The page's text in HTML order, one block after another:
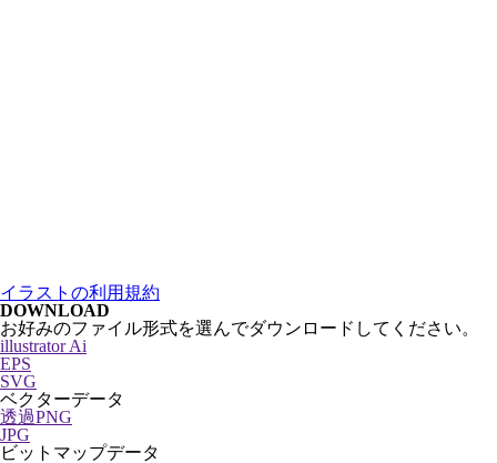
イラストの利用規約
DOWNLOAD
お好みのファイル形式を選んでダウンロードしてください。
illustrator Ai
EPS
SVG
ベクターデータ
透過PNG
JPG
ビットマップデータ